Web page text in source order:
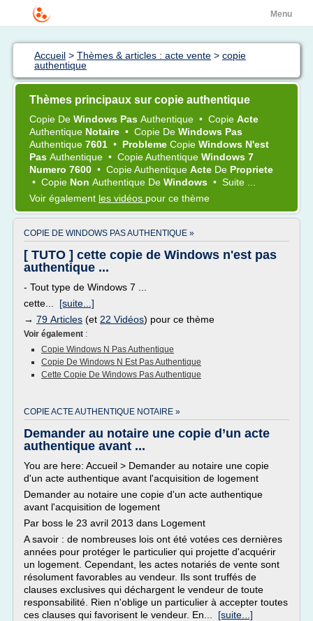
Menu
Accueil > Thèmes & articles : acte vente > copie
authentique
Thèmes principaux sur copie authentique
Copie De Windows Pas Authentique • Copie Acte
Authentique Notaire • Copie De Windows Pas
Authentique 7601 • Probleme Copie Windows N'est
Pas Authentique • Copie Authentique Windows 7
Numero 7600 • Copie Authentique Acte De Propriete
• Copie Non Authentique De Windows • Suite ...
Voir également les vidéos pour ce thème
COPIE DE WINDOWS PAS AUTHENTIQUE »
[ TUTO ] cette copie de Windows n'est pas
authentique ...
- Tout type de Windows 7 ...
cette... [suite...]
→ 79 Articles (et 22 Vidéos) pour ce thème
Voir également :
Copie Windows N Pas Authentique
Copie De Windows N Est Pas Authentique
Cette Copie De Windows Pas Authentique
COPIE ACTE AUTHENTIQUE NOTAIRE »
Demander au notaire une copie d’un acte
authentique avant ...
You are here: Accueil > Demander au notaire une copie
d'un acte authentique avant l'acquisition de logement
Demander au notaire une copie d'un acte authentique
avant l'acquisition de logement
Par boss le 23 avril 2013 dans Logement
A savoir : de nombreuses lois ont été votées ces dernières
années pour protéger le particulier qui projette d'acquérir
un logement. Cependant, les actes notariés de vente sont
résolument favorables au vendeur. Ils sont truffés de
clauses exclusives qui déchargent le vendeur de toute
responsabilité. Rien n'oblige un particulier à accepter toutes
ces clauses qui favorisent le vendeur. En... [suite...]